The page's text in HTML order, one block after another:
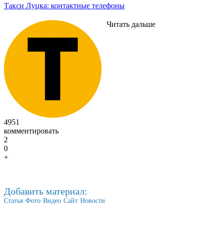
Такси Луцка: контактные телефоны
Читать дальше
4951
комментировать
2
0
+
Добавить материал:
Статья Фото Видео Сайт Новости